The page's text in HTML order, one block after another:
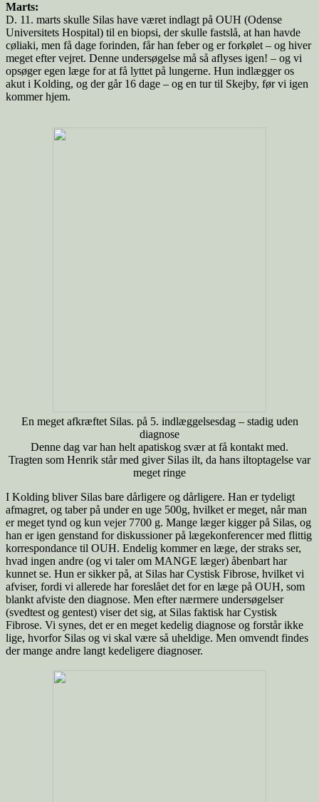
Marts:
D. 11. marts skulle Silas have været indlagt på OUH (Odense
Universitets Hospital) til en biopsi, der skulle fastslå, at han havde
cøliaki, men få dage forinden, får han feber og er forkølet – og hiver
meget efter vejret. Denne undersøgelse må så aflyses igen! – og vi
opsøger egen læge for at få lyttet på lungerne. Hun indlægger os
akut i Kolding, og der går 16 dage – og en tur til Skejby, før vi igen
kommer hjem.
En meget afkræftet Silas. på 5. indlæggelsesdag – stadig uden
diagnose
Denne dag var han helt apatiskog svær at få kontakt med.
Tragten som Henrik står med giver Silas ilt, da hans iltoptagelse var
meget ringe
I Kolding bliver Silas bare dårligere og dårligere. Han er tydeligt
afmagret, og taber på under en uge 500g, hvilket er meget, når man
er meget tynd og kun vejer 7700 g. Mange læger kigger på Silas, og
han er igen genstand for diskussioner på lægekonferencer med flittig
korrespondance til OUH. Endelig kommer en læge, der straks ser,
hvad ingen andre (og vi taler om MANGE læger) åbenbart har
kunnet se. Hun er sikker på, at Silas har Cystisk Fibrose, hvilket vi
afviser, fordi vi allerede har foreslået det for en læge på OUH, som
blankt afviste den diagnose. Men efter nærmere undersøgelser
(svedtest og gentest) viser det sig, at Silas faktisk har Cystisk
Fibrose. Vi synes, det er en meget kedelig diagnose og forstår ikke
lige, hvorfor Silas og vi skal være så uheldige. Men omvendt findes
der mange andre langt kedeligere diagnoser.